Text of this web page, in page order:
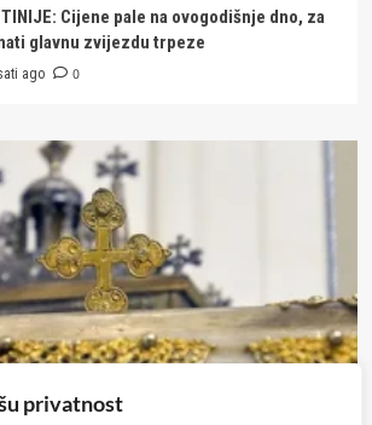
privatnost
Cijene pale na ovogodišnje dno, za
glavnu zvijezdu trpeze
ago 0